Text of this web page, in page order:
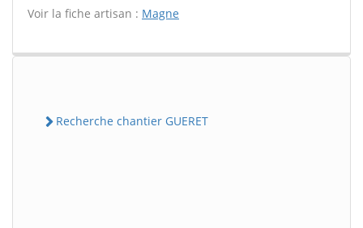
Voir la fiche artisan : Magne
Recherche chantier GUERET